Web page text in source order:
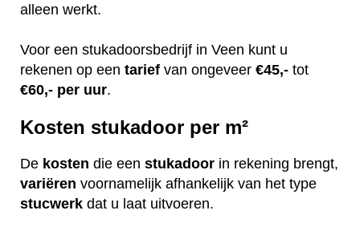
alleen werkt.
Voor een stukadoorsbedrijf in Veen kunt u
rekenen op een tarief van ongeveer €45,- tot
€60,- per uur.
Kosten stukadoor per m²
De kosten die een stukadoor in rekening brengt,
variëren voornamelijk afhankelijk van het type
stucwerk dat u laat uitvoeren.